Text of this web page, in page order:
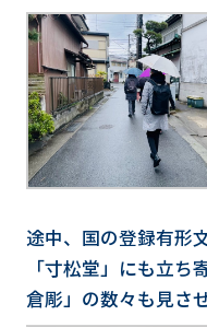
途中、国の登録有形
「寸松堂」にも立
倉彫」の数々も見さ